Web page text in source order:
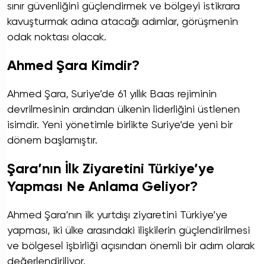
sınır güvenliğini güçlendirmek ve bölgeyi istikrara
kavuşturmak adına atacağı adımlar, görüşmenin
odak noktası olacak.
Ahmed Şara Kimdir?
Ahmed Şara, Suriye’de 61 yıllık Baas rejiminin
devrilmesinin ardından ülkenin liderliğini üstlenen
isimdir. Yeni yönetimle birlikte Suriye’de yeni bir
dönem başlamıştır.
Şara’nın İlk Ziyaretini Türkiye’ye
Yapması Ne Anlama Geliyor?
Ahmed Şara’nın ilk yurtdışı ziyaretini Türkiye’ye
yapması, iki ülke arasındaki ilişkilerin güçlendirilmesi
ve bölgesel işbirliği açısından önemli bir adım olarak
değerlendiriliyor.